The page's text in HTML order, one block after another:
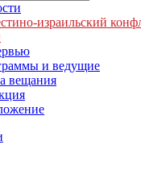
израильский
и ведущие
вещания